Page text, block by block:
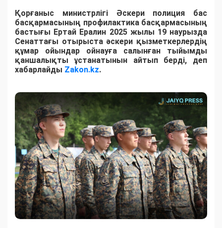
Қорғаныс министрлігі Әскери полиция бас
басқармасының профилактика басқармасының
бастығы Ертай Ералин 2025 жылы 19 наурызда
Сенаттағы отырыста әскери қызметкерлердің
құмар ойындар ойнауға салынған тыйымды
қаншалықты ұстанатынын айтып берді, деп
хабарлайды Zakon.kz.